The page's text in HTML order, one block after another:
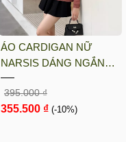
ÁO CARDIGAN NỮ
NARSIS DÁNG NGẮN
CHẤT LIỆU LEN MỀM MỊN
MÀU NÂU RUSTIC PHONG
CÁCH HÀN QUỐC L23030
395.000 ₫
355.500 ₫ (-10%)